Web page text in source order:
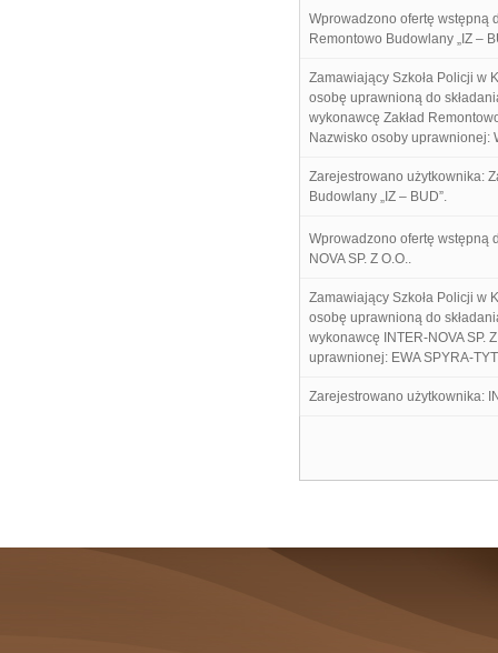
Wprowadzono ofertę wstępną
Remontowo Budowlany „IZ –
Zamawiający Szkoła Policji w
osobę uprawnioną do
wykonawcę Zakład
Nazwisko osoby uprawnionej:
Zarejestrowano użytkownika:
Budowlany „IZ – BUD”.
Wprowadzono ofertę wstępną
NOVA SP. Z O.O..
Zamawiający Szkoła Policji w
osobę uprawnioną do
wykonawcę INTER-NOVA SP.
uprawnionej: EWA SPYRA-
Zarejestrowano użytkownika: